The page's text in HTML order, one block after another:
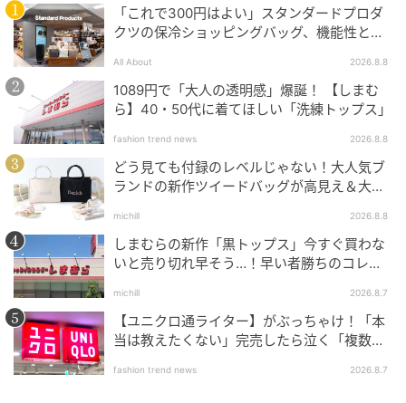
まるでFUDGEの世界から出てきたような、カジュア
ル〜トラッドなファッションが人気。169cmの長身と
透き通るような肌、しなやかなロングヘアを活かし、
モデルとして活躍。書店員としての顔も持ち、自他と
もに認める本好き。元々は美容師を目指していたこと
もありヘアアレンジが得意！
UsamiのInstagramをぜひフォローして
▶︎▶︎
@usami_fudge
photograph_Suganuma Shotaro
hair&make-up_MINAMI, Morinaga Rui
text_Koba.A
edit_Sotani Miho
「これで300円はよい」スタンダードプロダ
クツの保冷ショッピングバッグ、機能性とデ
All About 2026.8.8
1089円で「大人の透明感」爆誕！ 【しまむ
ら】40・50代に着てほしい「洗練トップス」
fashion trend news 2026.8.8
どう見ても付録のレベルじゃない！大人気ブ
ランドの新作ツイードバッグが高見え＆大容
michill 2026.8.8
しまむらの新作「黒トップス」今すぐ買わな
いと売り切れ早そう…！早い者勝ちのコレ買
michill 2026.8.7
【ユニクロ通ライター】がぶっちゃけ！「本
当は教えたくない」完売したら泣く「複数買
fashion trend news 2026.8.7